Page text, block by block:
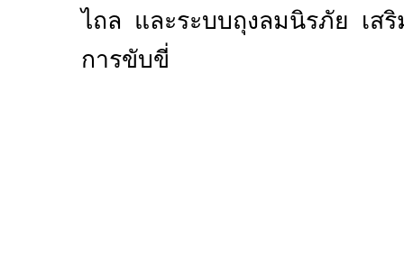
ไถล และระบบถุงลมนิรภัย เส
การขับขี่